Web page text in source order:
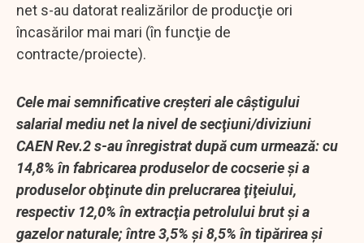
net s-au datorat realizărilor de producţie ori
încasărilor mai mari (în funcţie de
contracte/proiecte).
Cele mai semnificative creşteri ale câştigului
salarial mediu net la nivel de secţiuni/diviziuni
CAEN Rev.2 s-au înregistrat după cum urmează: cu
14,8% în fabricarea produselor de cocserie şi a
produselor obţinute din prelucrarea ţiţeiului,
respectiv 12,0% în extracţia petrolului brut şi a
gazelor naturale; între 3,5% şi 8,5% în tipărirea şi